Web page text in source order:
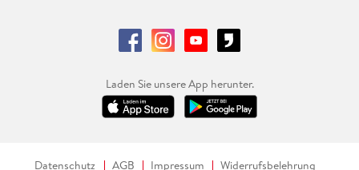
Laden Sie unsere App herunter.
Datenschutz AGB Impressum
Widerrufsbelehrung